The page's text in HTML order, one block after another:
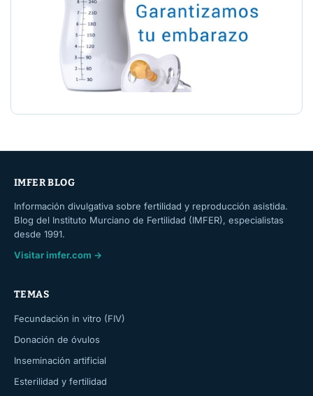
IMFER BLOG
Información divulgativa sobre fertilidad y reproducción asistida.
Blog del Instituto Murciano de Fertilidad (IMFER), especialistas
desde 1991.
Visitar imfer.com →
TEMAS
Fecundación in vitro (FIV)
Donación de óvulos
Inseminación artificial
Esterilidad y fertilidad